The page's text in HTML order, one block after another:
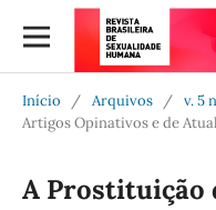
Início / Arquivos / v. 5
Artigos Opinativos e de
A Prostituição